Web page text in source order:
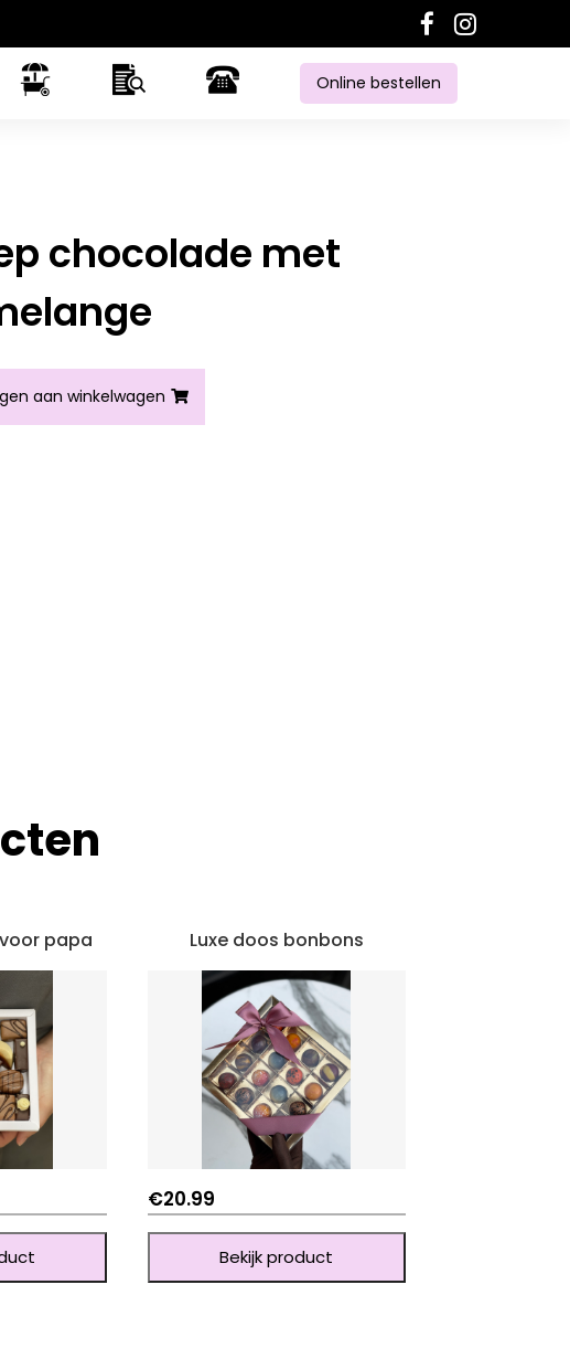
Online bestellen
chocolade met
met noten melange aantal
aan winkelwagen
papa Luxe doos bonbons
€20.99
Bekijk product